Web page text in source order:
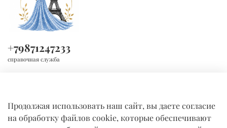
+79871247233
справочная служба
Продолжая использовать наш сайт, вы даете согласие
на обработку файлов cookie, которые обеспечивают